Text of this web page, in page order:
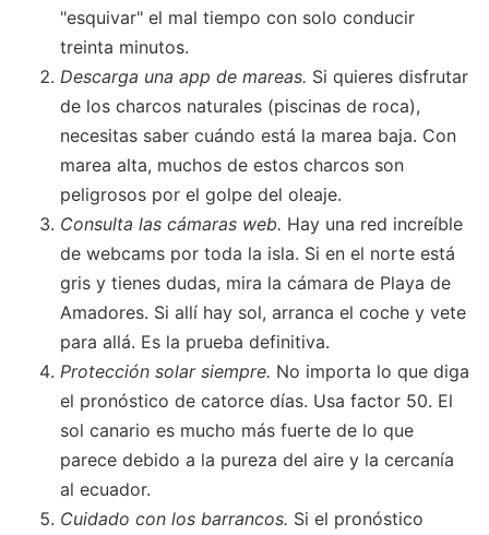
"esquivar" el mal tiempo con solo conducir
treinta minutos.
Descarga una app de mareas. Si quieres disfrutar
de los charcos naturales (piscinas de roca),
necesitas saber cuándo está la marea baja. Con
marea alta, muchos de estos charcos son
peligrosos por el golpe del oleaje.
Consulta las cámaras web. Hay una red increíble
de webcams por toda la isla. Si en el norte está
gris y tienes dudas, mira la cámara de Playa de
Amadores. Si allí hay sol, arranca el coche y vete
para allá. Es la prueba definitiva.
Protección solar siempre. No importa lo que diga
el pronóstico de catorce días. Usa factor 50. El
sol canario es mucho más fuerte de lo que
parece debido a la pureza del aire y la cercanía
al ecuador.
Cuidado con los barrancos. Si el pronóstico